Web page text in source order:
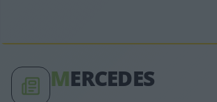
MERCEDES